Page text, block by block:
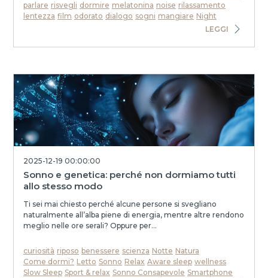
parlare risvegli dormire melatonina noise rilassamento
lentezza film odorato dialogo sogni mangiare Night
LEGGI
2025-12-19 00:00:00
Sonno e genetica: perché non dormiamo tutti
allo stesso modo
Ti sei mai chiesto perché alcune persone si svegliano
naturalmente all’alba piene di energia, mentre altre rendono
meglio nelle ore serali? Oppure per...
curiosità riposo benessere scienza Notte Natura
Come dormi? Letto Sonno Relax Aware sleep wellness
Slow Sleep Sport & relax Sonno Consapevole Smartphone